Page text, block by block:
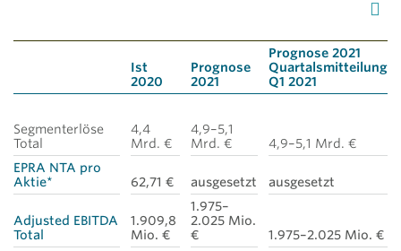
Ist
2020
Prognose
2021
Prognose 2021
Quartalsmitteilung
Q1 2021
Segmenterlöse
Total
4,4
Mrd. €
4,9–5,1
Mrd. €
4,9–5,1 Mrd. €
EPRA NTA pro
Aktie*
62,71 € ausgesetzt ausgesetzt
Adjusted EBITDA
Total
1.909,8
Mio. €
1.975–
2.025 Mio.
€
1.975–2.025 Mio. €